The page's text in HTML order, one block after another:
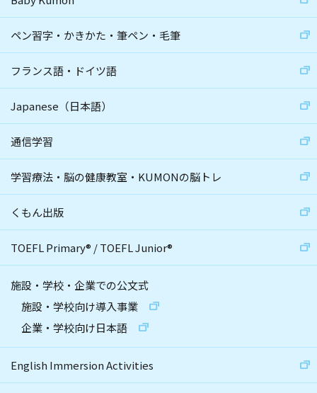
ペン習字・かきかた・筆ペン・毛筆
フランス語・ドイツ語
Japanese（日本語）
通信学習
学習療法・脳の健康教室・KUMONの脳トレ
くもん出版
TOEFL Primary® /TOEFL Junior®
施設・学校・企業での公文式
施設・学校向け導入事業
企業・学校向け日本語
English Immersion Activities